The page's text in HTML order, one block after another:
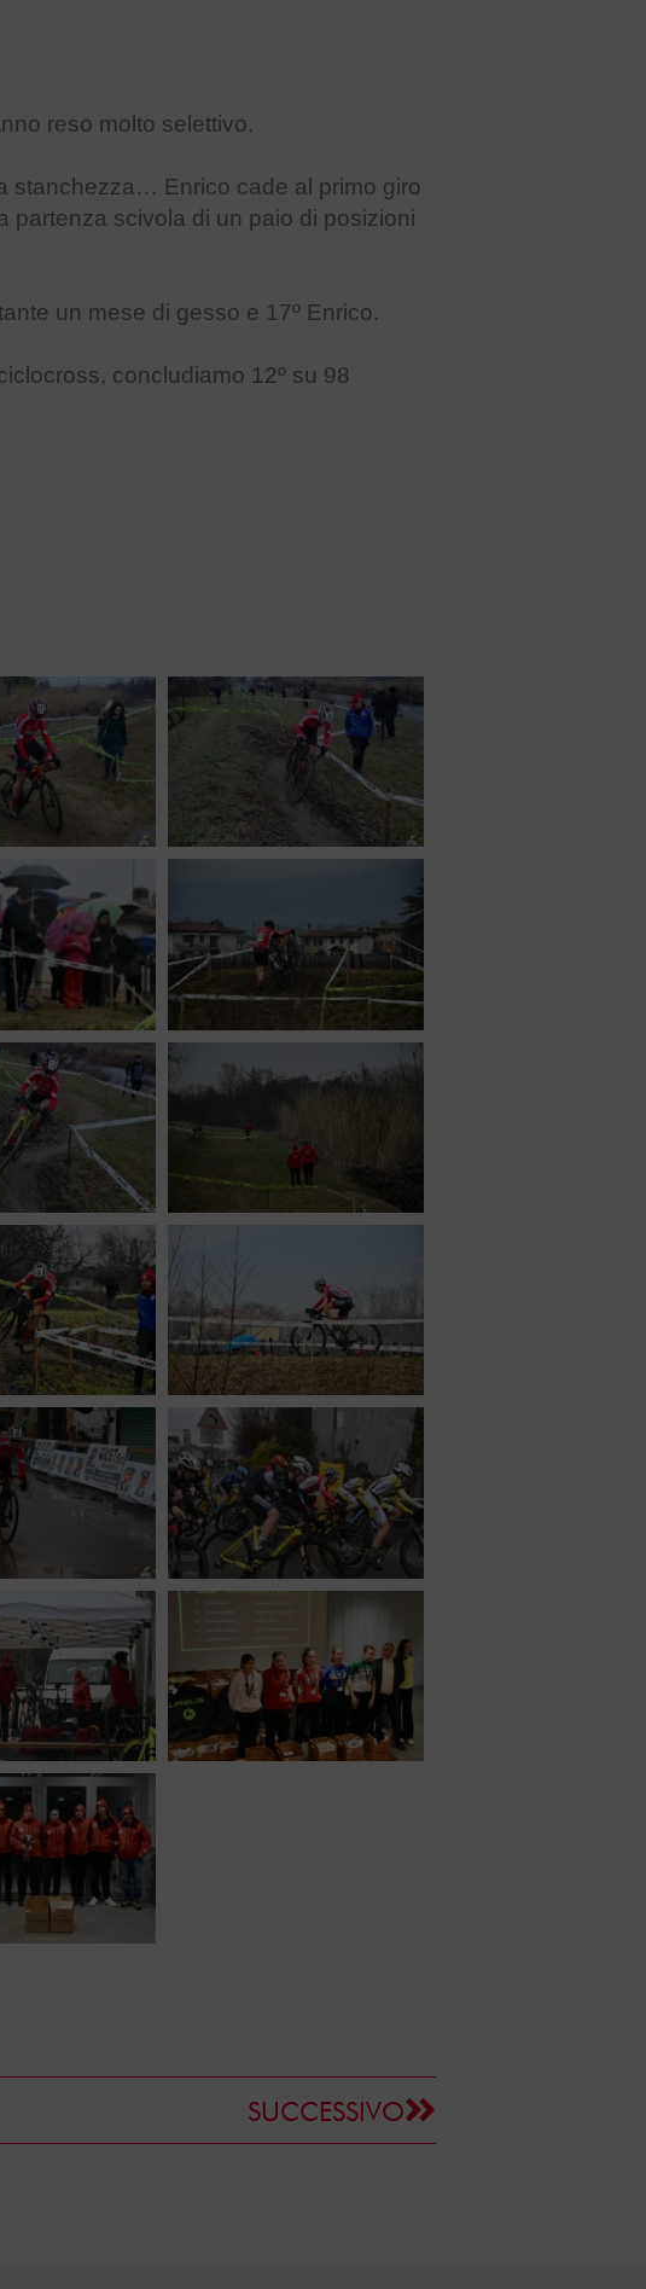
reso molto selettivo.
stanchezza… Enrico cade al primo giro
partenza scivola di un paio di posizioni
un mese di gesso e 17º Enrico.
concludiamo 12º su 98
SUCCESSIVO